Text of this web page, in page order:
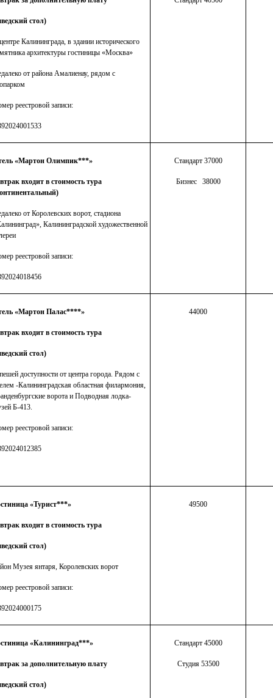
стол)
Калининграда, в здании исторического
архитектуры гостиницы «Москва»
от района Амалиенау, рядом с
реестровой записи:
«Мартон Олимпик***»
входит в стоимость тура
от Королевских ворот, стадиона
Калининградской художественной
реестровой записи:
Стандарт 37000
Бизнес 38000
«Мартон Палас****»
входит в стоимость тура
стол)
доступности от центра города. Рядом с
-Калининградская областная филармония,
ворота и Подводная лодка-
Б-413.
реестровой записи:
44000
«Турист***»
входит в стоимость тура
стол)
Музея янтаря, Королевских ворот
реестровой записи:
49500
«Калининград***»
за дополнительную плату
стол)
Стандарт 45000
Студия 53500